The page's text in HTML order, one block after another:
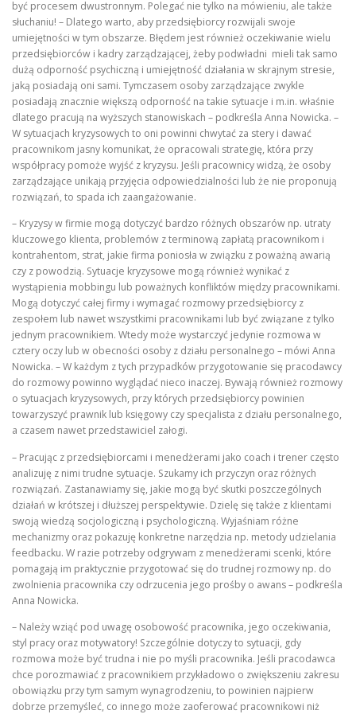
być procesem dwustronnym. Polegać nie tylko na mówieniu, ale także
słuchaniu! – Dlatego warto, aby przedsiębiorcy rozwijali swoje
umiejętności w tym obszarze. Błędem jest również oczekiwanie wielu
przedsiębiorców i kadry zarządzającej, żeby podwładni mieli tak samo
dużą odporność psychiczną i umiejętność działania w skrajnym stresie,
jaką posiadają oni sami. Tymczasem osoby zarządzające zwykle
posiadają znacznie większą odporność na takie sytuacje i m.in. właśnie
dlatego pracują na wyższych stanowiskach – podkreśla Anna Nowicka. –
W sytuacjach kryzysowych to oni powinni chwytać za stery i dawać
pracownikom jasny komunikat, że opracowali strategię, która przy
współpracy pomoże wyjść z kryzysu. Jeśli pracownicy widzą, że osoby
zarządzające unikają przyjęcia odpowiedzialności lub że nie proponują
rozwiązań, to spada ich zaangażowanie.
– Kryzysy w firmie mogą dotyczyć bardzo różnych obszarów np. utraty
kluczowego klienta, problemów z terminową zapłatą pracownikom i
kontrahentom, strat, jakie firma poniosła w związku z poważną awarią
czy z powodzią. Sytuacje kryzysowe mogą również wynikać z
wystąpienia mobbingu lub poważnych konfliktów między pracownikami.
Mogą dotyczyć całej firmy i wymagać rozmowy przedsiębiorcy z
zespołem lub nawet wszystkimi pracownikami lub być związane z tylko
jednym pracownikiem. Wtedy może wystarczyć jedynie rozmowa w
cztery oczy lub w obecności osoby z działu personalnego – mówi Anna
Nowicka. – W każdym z tych przypadków przygotowanie się pracodawcy
do rozmowy powinno wyglądać nieco inaczej. Bywają również rozmowy
o sytuacjach kryzysowych, przy których przedsiębiorcy powinien
towarzyszyć prawnik lub księgowy czy specjalista z działu personalnego,
a czasem nawet przedstawiciel załogi.
– Pracując z przedsiębiorcami i menedżerami jako coach i trener często
analizuję z nimi trudne sytuacje. Szukamy ich przyczyn oraz różnych
rozwiązań. Zastanawiamy się, jakie mogą być skutki poszczególnych
działań w krótszej i dłuższej perspektywie. Dzielę się także z klientami
swoją wiedzą socjologiczną i psychologiczną. Wyjaśniam różne
mechanizmy oraz pokazuję konkretne narzędzia np. metody udzielania
feedbacku. W razie potrzeby odgrywam z menedżerami scenki, które
pomagają im praktycznie przygotować się do trudnej rozmowy np. do
zwolnienia pracownika czy odrzucenia jego prośby o awans – podkreśla
Anna Nowicka.
– Należy wziąć pod uwagę osobowość pracownika, jego oczekiwania,
styl pracy oraz motywatory! Szczególnie dotyczy to sytuacji, gdy
rozmowa może być trudna i nie po myśli pracownika. Jeśli pracodawca
chce porozmawiać z pracownikiem przykładowo o zwiększeniu zakresu
obowiązku przy tym samym wynagrodzeniu, to powinien najpierw
dobrze przemyśleć, co innego może zaoferować pracownikowi niż